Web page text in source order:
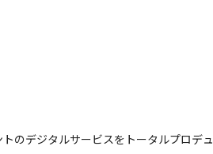
のデジタルサービスをトータルプロデュ